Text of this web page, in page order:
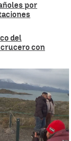
por
del
con
de Hantavirus
barco 'MV Hondius'